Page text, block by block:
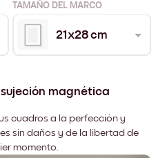
TAMAÑO DEL MARCO
21x28 cm
magnética
cuadros a la perfección y
sin daños y de la libertad de
momento.